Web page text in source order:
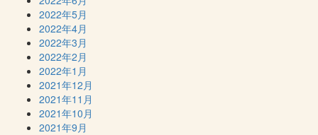
2022年5月
2022年4月
2022年3月
2022年2月
2022年1月
2021年12月
2021年11月
2021年10月
2021年9月